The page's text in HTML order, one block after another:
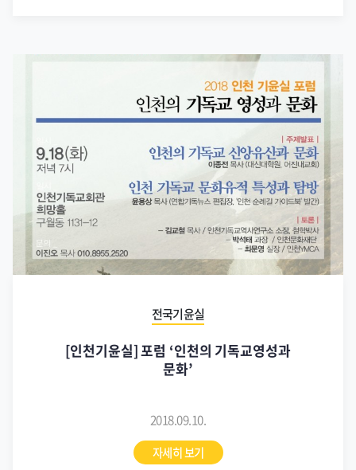
전국기윤실
[인천기윤실] 포럼 ‘인천의 기독교영성과
문화’
2018.09.10.
자세히 보기